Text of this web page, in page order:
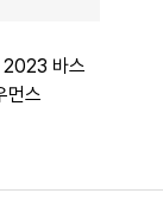
2023 바스
먼스